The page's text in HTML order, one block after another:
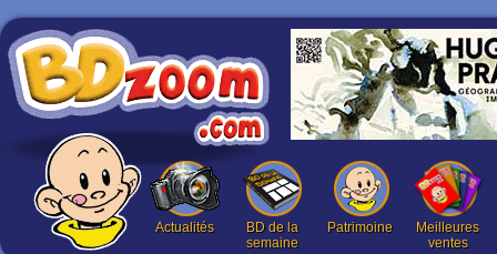
Actualités
BD de la
semaine
Patrimoine
Meilleures
ventes